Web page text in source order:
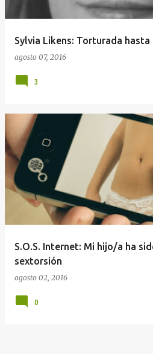
Sylvia Likens: Torturada
agosto 07, 2016
3
S.O.S. Internet: Mi hijo/a ha
sextorsión
agosto 02, 2016
0